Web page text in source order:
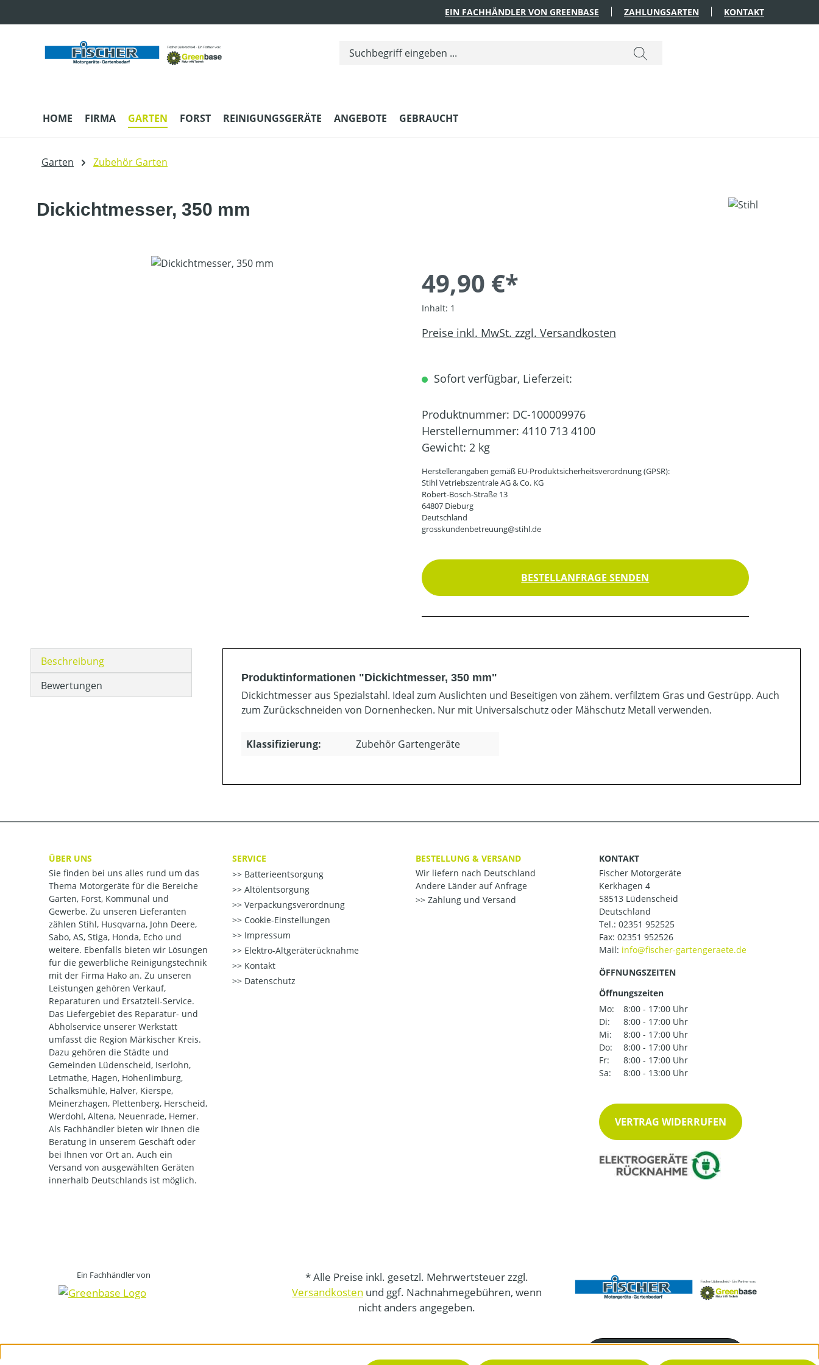
EIN FACHHÄNDLER VON GREENBASE ZAHLUNGSARTEN KONTAKT
HOME FIRMA GARTEN FORST REINIGUNGSGERÄTE ANGEBOTE GEBRAUCHT
Garten Zubehör Garten
Dickichtmesser, 350 mm
49,90 €*
Inhalt: 1
Preise inkl. MwSt. zzgl. Versandkosten
Sofort verfügbar, Lieferzeit:
Produktnummer: DC-100009976
Herstellernummer: 4110 713 4100
Gewicht: 2 kg
Herstellerangaben gemäß EU-Produktsicherheitsverordnung (GPSR):
Stihl Vetriebszentrale AG & Co. KG
Robert-Bosch-Straße 13
64807 Dieburg
Deutschland
grosskundenbetreuung@stihl.de
BESTELLANFRAGE SENDEN
Beschreibung
Bewertungen
Produktinformationen "Dickichtmesser, 350 mm"
Dickichtmesser aus Spezialstahl. Ideal zum Auslichten und Beseitigen von zähem. verfilztem Gras und Gestrüpp. Auch
zum Zurückschneiden von Dornenhecken. Nur mit Universalschutz oder Mähschutz Metall verwenden.
Klassifizierung: Zubehör Gartengeräte
ÜBER UNS
Sie finden bei uns alles rund um das
Thema Motorgeräte für die Bereiche
Garten, Forst, Kommunal und
Gewerbe. Zu unseren Lieferanten
zählen Stihl, Husqvarna, John Deere,
Sabo, AS, Stiga, Honda, Echo und
weitere. Ebenfalls bieten wir Lösungen
für die gewerbliche Reinigungstechnik
mit der Firma Hako an. Zu unseren
Leistungen gehören Verkauf,
Reparaturen und Ersatzteil-Service.
Das Liefergebiet des Reparatur- und
Abholservice unserer Werkstatt
umfasst die Region Märkischer Kreis.
Dazu gehören die Städte und
Gemeinden Lüdenscheid, Iserlohn,
Letmathe, Hagen, Hohenlimburg,
Schalksmühle, Halver, Kierspe,
Meinerzhagen, Plettenberg, Herscheid,
Werdohl, Altena, Neuenrade, Hemer.
Als Fachhändler bieten wir Ihnen die
Beratung in unserem Geschäft oder
bei Ihnen vor Ort an. Auch ein
Versand von ausgewählten Geräten
innerhalb Deutschlands ist möglich.
SERVICE
Batterieentsorgung
Altölentsorgung
Verpackungsverordnung
Cookie-Einstellungen
Impressum
Elektro-Altgeräterücknahme
Kontakt
Datenschutz
BESTELLUNG & VERSAND
Wir liefern nach Deutschland
Andere Länder auf Anfrage
Zahlung und Versand
KONTAKT
Fischer Motorgeräte
Kerkhagen 4
58513 Lüdenscheid
Deutschland
Tel.: 02351 952525
Fax: 02351 952526
Mail:
ÖFFNUNGSZEITEN
Öffnungszeiten
Mo:
8:00 - 17:00 Uhr
Di:
8:00 - 17:00 Uhr
Mi:
8:00 - 17:00 Uhr
Do:
8:00 - 17:00 Uhr
Fr:
8:00 - 17:00 Uhr
Sa:
8:00 - 13:00 Uhr
VERTRAG WIDERRUFEN
Ein Fachhändler von
* Alle Preise inkl. gesetzl. Mehrwertsteuer zzgl.
Versandkosten und ggf. Nachnahmegebühren, wenn
nicht anders angegeben.